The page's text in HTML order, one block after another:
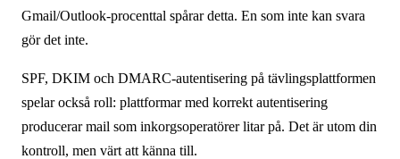
Gmail/Outlook-procenttal spårar detta. En som inte kan svara
gör det inte.
SPF, DKIM och DMARC-autentisering på tävlingsplattformen
spelar också roll: plattformar med korrekt autentisering
producerar mail som inkorgsoperatörer litar på. Det är utom din
kontroll, men värt att känna till.